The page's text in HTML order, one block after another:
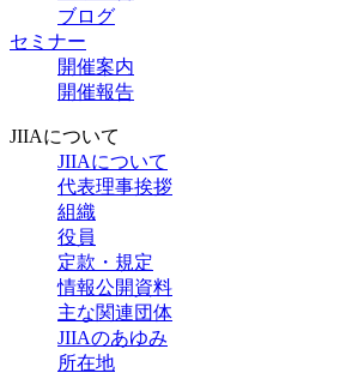
ブログ
セミナー
開催案内
開催報告
JIIAについて
JIIAについて
代表理事挨拶
組織
役員
定款・規定
情報公開資料
主な関連団体
JIIAのあゆみ
所在地